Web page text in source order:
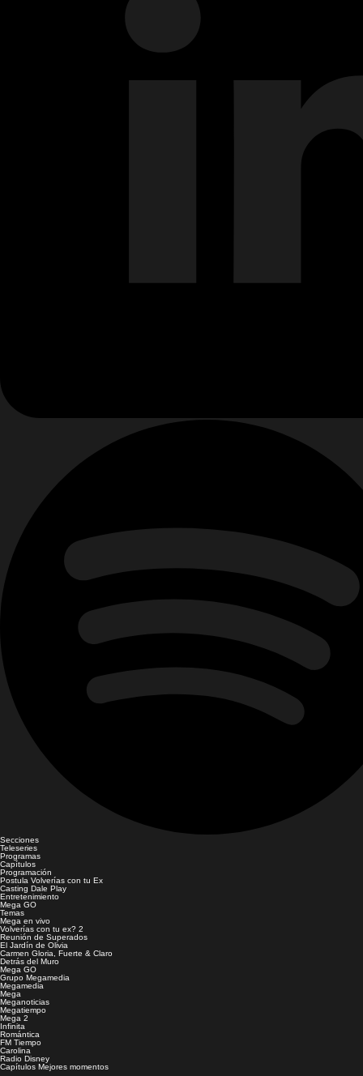
Secciones
Teleseries
Programas
Capítulos
Programación
Postula Volverías con tu Ex
Casting Dale Play
Entretenimiento
Mega GO
Temas
Mega en vivo
Volverías con tu ex? 2
Reunión de Superados
El Jardín de Olivia
Carmen Gloria, Fuerte & Claro
Detrás del Muro
Mega GO
Grupo Megamedia
Megamedia
Mega
Meganoticias
Megatiempo
Mega 2
Infinita
Romántica
FM Tiempo
Carolina
Radio Disney
Capítulos Mejores momentos